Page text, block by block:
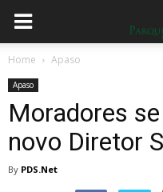
Home Apaso
Apaso
Moradores
novo Diretor
By PDS.Net